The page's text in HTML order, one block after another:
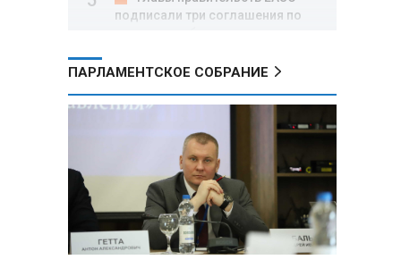
подписали три соглашения по
Хотите «собирать сливки» в
отдалённые деревни
Минобороны РФ: установлен
контроль над Анискино в
Харьковской области
ФСБ и МВД накрыли сеть
ПАРЛАМЕНТСКОЕ СОБРАНИЕ